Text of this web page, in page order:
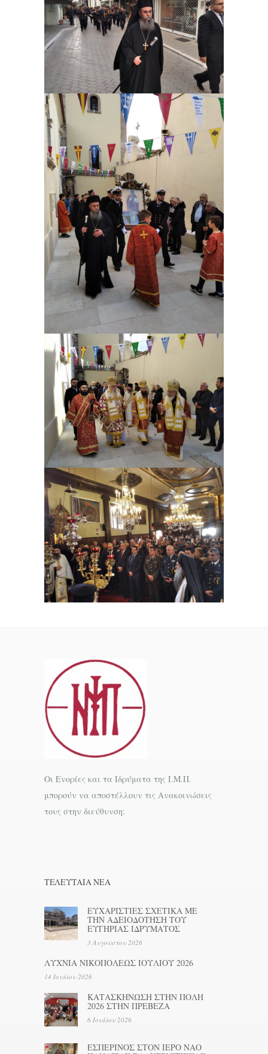
Οι Ενορίες και τα Ιδρύματα της Ι.Μ.Π.
μπορούν να αποστέλλουν τις Ανακοινώσεις
τους στην διεύθυνση:
ΤΕΛΕΥΤΑΊΑ ΝΕΑ
ΕΥΧΑΡΙΣΤΙΕΣ ΣΧΕΤΙΚΑ ΜΕ
ΤΗΝ ΑΔΕΙΟΔΟΤΗΣΗ ΤΟΥ
ΕΥΓΗΡΙΑΣ ΙΔΡΥΜΑΤΟΣ
3 Αυγούστου 2026
ΛΥΧΝΙΑ ΝΙΚΟΠΟΛΕΩΣ ΙΟΥΛΙΟΥ 2026
14 Ιουλίου 2026
ΚΑΤΑΣΚΗΝΩΣΗ ΣΤΗΝ ΠΟΛΗ
2026 ΣΤΗΝ ΠΡΕΒΕΖΑ
6 Ιουλίου 2026
ΕΣΠΕΡΙΝΟΣ ΣΤΟΝ ΙΕΡΟ ΝΑΟ